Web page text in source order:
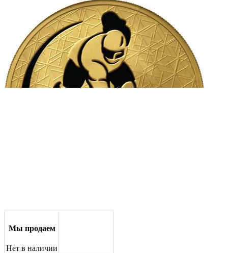
Мы продаем
Нет в наличии